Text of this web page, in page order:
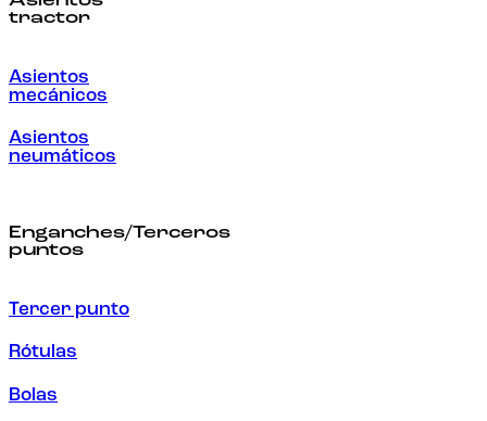
tractor
Asientos
mecánicos
Asientos
neumáticos
Enganches/Terceros
puntos
Tercer punto
Rótulas
Bolas